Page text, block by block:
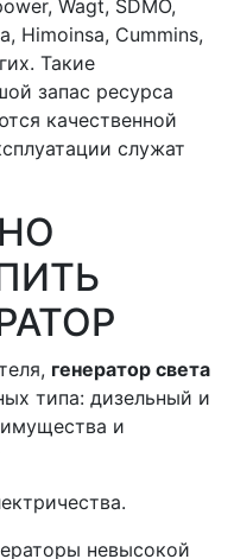
Wagt, SDMO,
Himoinsa, Cummins,
Такие
запас ресурса
качественной
служат
генератор света
типа: дизельный и
и
невысокой